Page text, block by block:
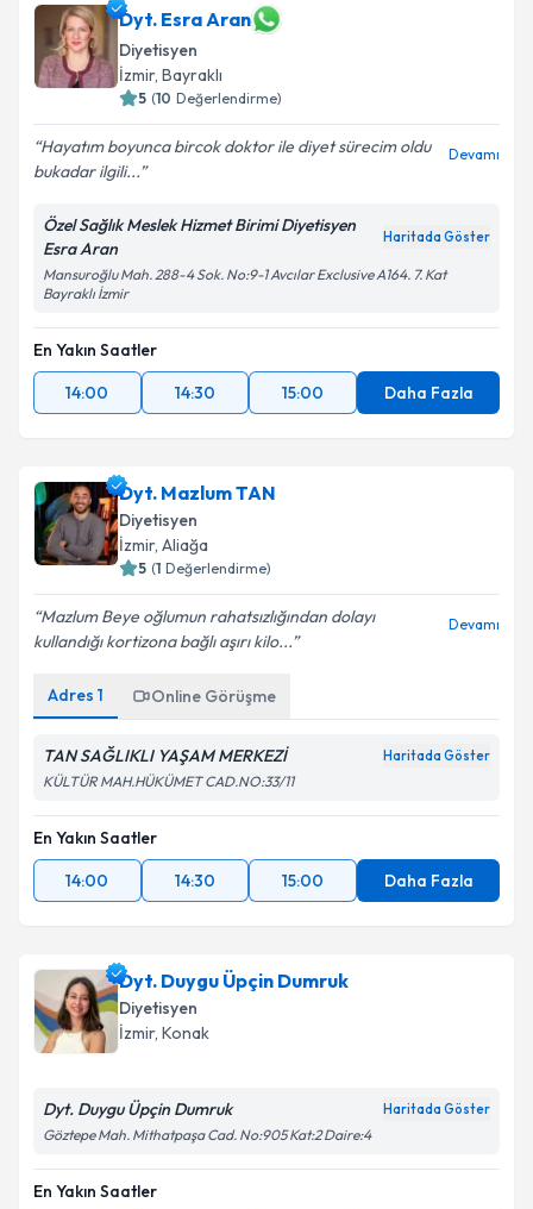
Dyt. Esra Aran
Diyetisyen
İzmir, Bayraklı
5 (10 Değerlendirme)
Hayatım boyunca bircok doktor ile diyet sürecim oldu
bukadar ilgili...
Devamı
Özel Sağlık Meslek Hizmet Birimi Diyetisyen
Esra Aran
Haritada Göster
Mansuroğlu Mah. 288-4 Sok. No:9-1 Avcılar Exclusive A164. 7. Kat
Bayraklı İzmir
En Yakın Saatler
14:00
14:30 15:00 Daha Fazla
Dyt. Mazlum TAN
Diyetisyen
İzmir, Aliağa
5 (1 Değerlendirme)
Mazlum Beye oğlumun rahatsızlığından dolayı
kullandığı kortizona bağlı aşırı kilo...
Devamı
Adres 1 Online Görüşme
TAN SAĞLIKLI YAŞAM MERKEZİ Haritada Göster
KÜLTÜR MAH.HÜKÜMET CAD.NO:33/11
En Yakın Saatler
14:00
14:30 15:00 Daha Fazla
Dyt. Duygu Üpçin Dumruk
Diyetisyen
İzmir, Konak
Dyt. Duygu Üpçin Dumruk Haritada Göster
Göztepe Mah. Mithatpaşa Cad. No:905 Kat:2 Daire:4
En Yakın Saatler